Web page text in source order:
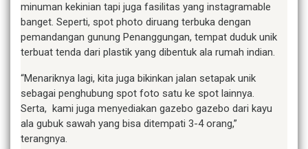
minuman kekinian tapi juga fasilitas yang instagramable
banget. Seperti, spot photo diruang terbuka dengan
pemandangan gunung Penanggungan, tempat duduk unik
terbuat tenda dari plastik yang dibentuk ala rumah indian.
“Menariknya lagi, kita juga bikinkan jalan setapak unik
sebagai penghubung spot foto satu ke spot lainnya.
Serta, kami juga menyediakan gazebo gazebo dari kayu
ala gubuk sawah yang bisa ditempati 3-4 orang,”
terangnya.